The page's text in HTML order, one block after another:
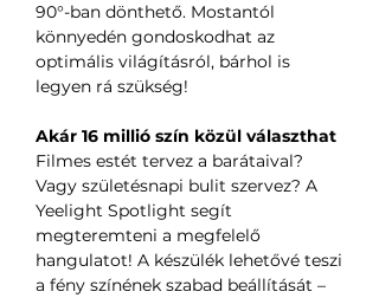
90°-ban dönthető. Mostantól
könnyedén gondoskodhat az
optimális világításról, bárhol is
legyen rá szükség!
Akár 16 millió szín közül választhat
Filmes estét tervez a barátaival?
Vagy születésnapi bulit szervez? A
Yeelight Spotlight segít
megteremteni a megfelelő
hangulatot! A készülék lehetővé teszi
a fény színének szabad beállítását –